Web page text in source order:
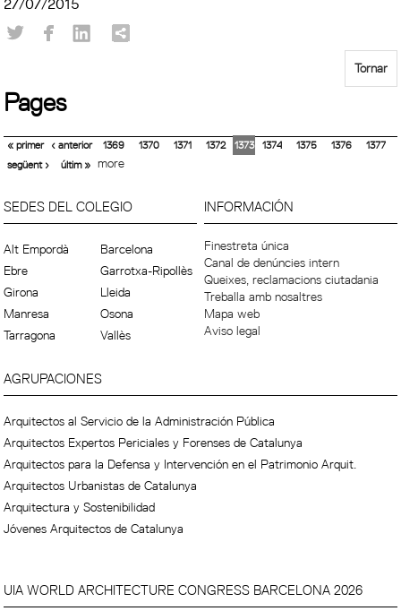
27/07/2015
Tornar
Pages
« primer ‹ anterior 1369 1370 1371 1372 1373 1374 1375 1376
1377
següent ›
últim » more
SEDES DEL COLEGIO
Alt Empordà
Barcelona
Ebre
Garrotxa-Ripollès
Girona
Lleida
Manresa
Osona
Tarragona
Vallès
INFORMACIÓN
Finestreta única
Canal de denúncies intern
Queixes, reclamacions ciutadania
Treballa amb nosaltres
Mapa web
Aviso legal
AGRUPACIONES
Arquitectos al Servicio de la Administración Pública
Arquitectos Expertos Periciales y Forenses de Catalunya
Arquitectos para la Defensa y Intervención en el Patrimonio Arquit.
Arquitectos Urbanistas de Catalunya
Arquitectura y Sostenibilidad
Jóvenes Arquitectos de Catalunya
UIA WORLD ARCHITECTURE CONGRESS BARCELONA 2026